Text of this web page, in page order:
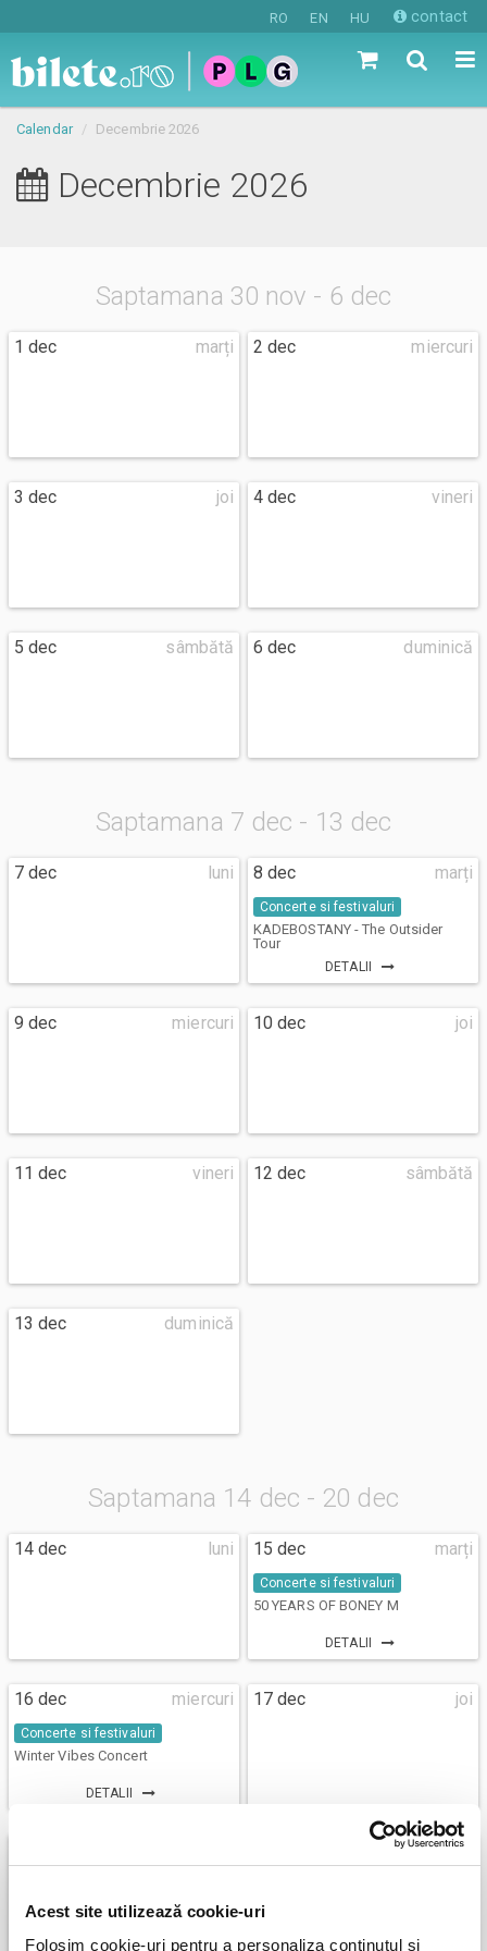
Acest site utilizează cookie-uri
Folosim cookie-uri pentru a personaliza conținutul și
RO EN HU contact
Calendar Decembrie 2026
Decembrie 2026
Saptamana 30 nov - 6 dec
1 dec marți 2 dec miercuri
3 dec joi 4 dec vineri
5 dec sâmbătă 6 dec duminică
Saptamana 7 dec - 13 dec
7 dec luni 8 dec marți
Concerte si festivaluri
KADEBOSTANY - The Outsider
Tour
DETALII
9 dec miercuri 10 dec joi
11 dec vineri 12 dec sâmbătă
13 dec duminică
Saptamana 14 dec - 20 dec
14 dec luni 15 dec marți
Concerte si festivaluri
50 YEARS OF BONEY M
DETALII
16 dec miercuri
Concerte si festivaluri
Winter Vibes Concert
DETALII
17 dec joi
sâmbătă